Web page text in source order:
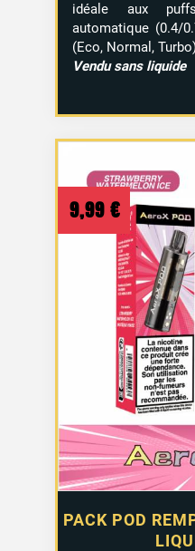
idéale aux
automatique (0.4/
(Eco, Normal,
Vendu sans liquide
PACK POD
9,99€